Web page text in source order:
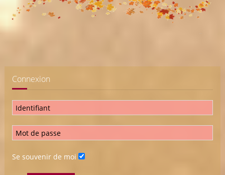
Connexion
Se souvenir de moi